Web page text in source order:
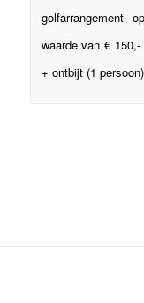
golfarrangement
waarde van €
+ ontbijt (1